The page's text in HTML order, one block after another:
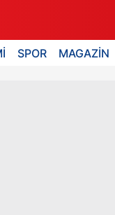
SPOR MAGAZİN